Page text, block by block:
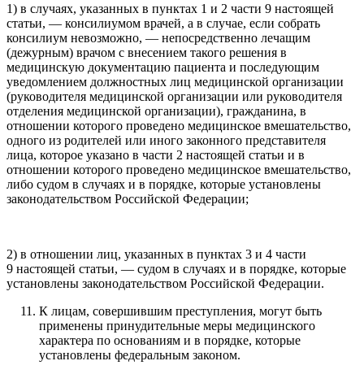
1) в случаях, указанных в пунктах 1 и 2 части 9 настоящей
статьи, — консилиумом врачей, а в случае, если собрать
консилиум невозможно, — непосредственно лечащим
(дежурным) врачом с внесением такого решения в
медицинскую документацию пациента и последующим
уведомлением должностных лиц медицинской организации
(руководителя медицинской организации или руководителя
отделения медицинской организации), гражданина, в
отношении которого проведено медицинское вмешательство,
одного из родителей или иного законного представителя
лица, которое указано в части 2 настоящей статьи и в
отношении которого проведено медицинское вмешательство,
либо судом в случаях и в порядке, которые установлены
законодательством Российской Федерации;
2) в отношении лиц, указанных в пунктах 3 и 4 части
9 настоящей статьи, — судом в случаях и в порядке, которые
установлены законодательством Российской Федерации.
К лицам, совершившим преступления, могут быть
применены принудительные меры медицинского
характера по основаниям и в порядке, которые
установлены федеральным законом.